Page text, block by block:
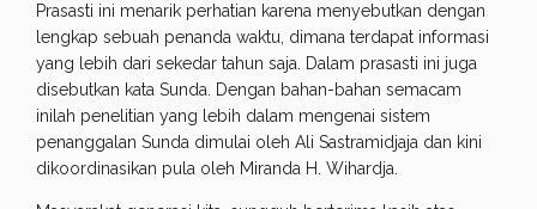
Prasasti ini menarik perhatian karena menyebutkan dengan
lengkap sebuah penanda waktu, dimana terdapat informasi
yang lebih dari sekedar tahun saja. Dalam prasasti ini juga
disebutkan kata Sunda. Dengan bahan-bahan semacam
inilah penelitian yang lebih dalam mengenai sistem
penanggalan Sunda dimulai oleh Ali Sastramidjaja dan kini
dikoordinasikan pula oleh Miranda H. Wihardja.